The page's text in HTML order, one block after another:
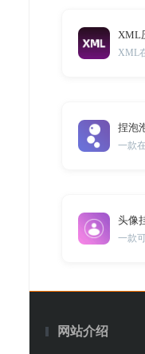
XML
XML
捏泡
一款
头像
网站介绍